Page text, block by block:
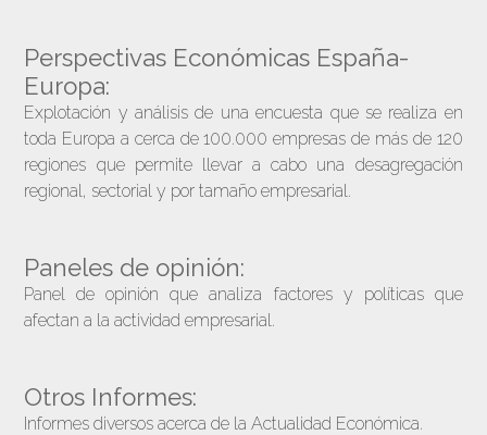
Perspectivas Económicas España-
Europa:
Explotación y análisis de una encuesta que se realiza en
toda Europa a cerca de 100.000 empresas de más de 120
regiones que permite llevar a cabo una desagregación
regional, sectorial y por tamaño empresarial.
Paneles de opinión:
Panel de opinión que analiza factores y políticas que
afectan a la actividad empresarial.
Otros Informes:
Informes diversos acerca de la Actualidad Económica.